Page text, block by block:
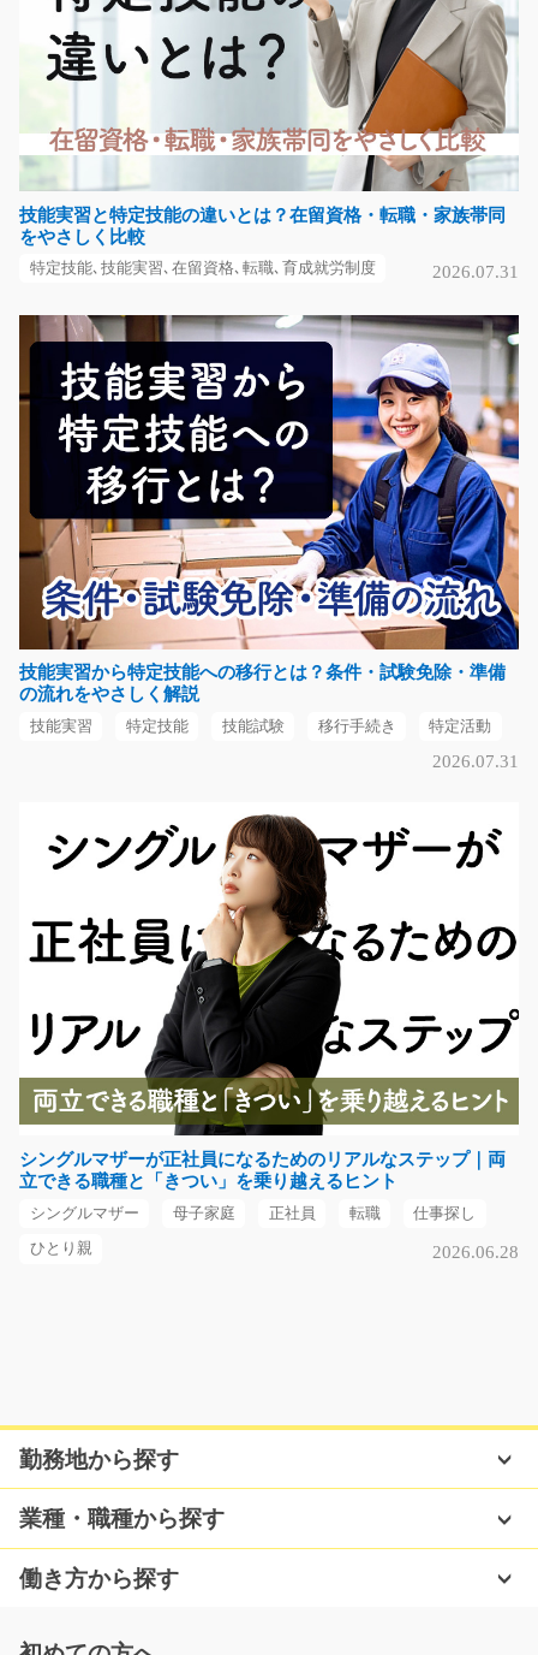
物流倉庫内リフト作業員/i02_01082
＜作業内容＞急募！！ 1.5ｔのカウンターリフトを使っ
た入出荷作業のオシ…
長期（3ヶ月以上）
時給1,400円～
大阪府茨木市
気になる
【人気！】文房具のデジタルピッキング！/i02_00
795
昔ながらの文房具用品のピッキング作業！勤務時間選べ
ます♪繁忙期につき大…
長期（3ヶ月以上）
時給1150円～
大阪府大阪市住之江区
気になる
印刷工場内でのお仕事！リフト免許必須！ カウンターリ
フトでの製品の運搬…
長期（3ヶ月以上）
大阪府枚方市
気になる
食品の計量作業とラベル張り/y01_01574
急募
サラダやお惣菜を製造している工場での簡単軽作業！ ＜
主な仕事内容＞ 食…
長期（3ヶ月以上）
時給1150円
直接雇用実績もありの航空機部品組立/g01_00153
急募
未経験の方も歓迎♪電動ドライバーを使って航空機の翼や
胴体を組み上げてい…
長期（3ヶ月以上）
時給1300円
技能実習と特定技能の違いとは？在留資格・転職・家族帯同
をやさしく比較
特定技能､技能実習､在留資格､転職､育成就労制度 2026.07.31
技能実習から特定技能への移行とは？条件・試験免除・準備
の流れをやさしく解説
技能実習 特定技能 技能試験 移行手続き 特定活動
2026.07.31
シングルマザーが正社員になるためのリアルなステップ｜両
立できる職種と「きつい」を乗り越えるヒント
シングルマザー 母子家庭 正社員 転職 仕事探し
ひとり親 2026.06.28
勤務地から探す
業種・職種から探す
働き方から探す